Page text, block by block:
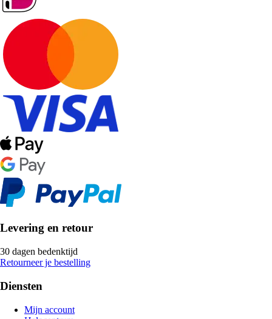
Levering en retour
30 dagen bedenktijd
Retourneer je bestelling
Diensten
Mijn account